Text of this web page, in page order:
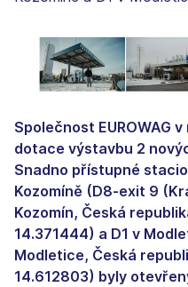
Společnost EUROWAG
dotace výstavbu 2
Snadno přístupné
Kozomíně (D8-exit 9
Kozomín, Česká
14.371444) a D1 v
Modletice, Česká
14.612803) byly